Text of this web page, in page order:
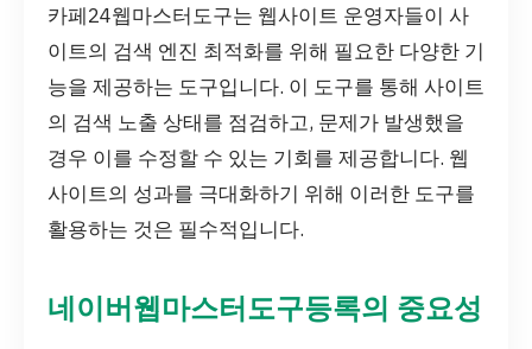
카페24웹마스터도구는 웹사이트 운영자들이 사
이트의 검색 엔진 최적화를 위해 필요한 다양한 기
능을 제공하는 도구입니다. 이 도구를 통해 사이트
의 검색 노출 상태를 점검하고, 문제가 발생했을
경우 이를 수정할 수 있는 기회를 제공합니다. 웹
사이트의 성과를 극대화하기 위해 이러한 도구를
활용하는 것은 필수적입니다.
네이버웹마스터도구등록의 중요성